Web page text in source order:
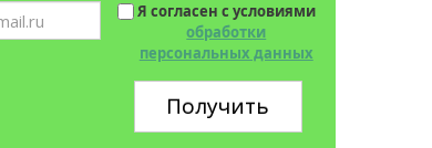
Я согласен с условиями
обработки
персональных данных
Получить